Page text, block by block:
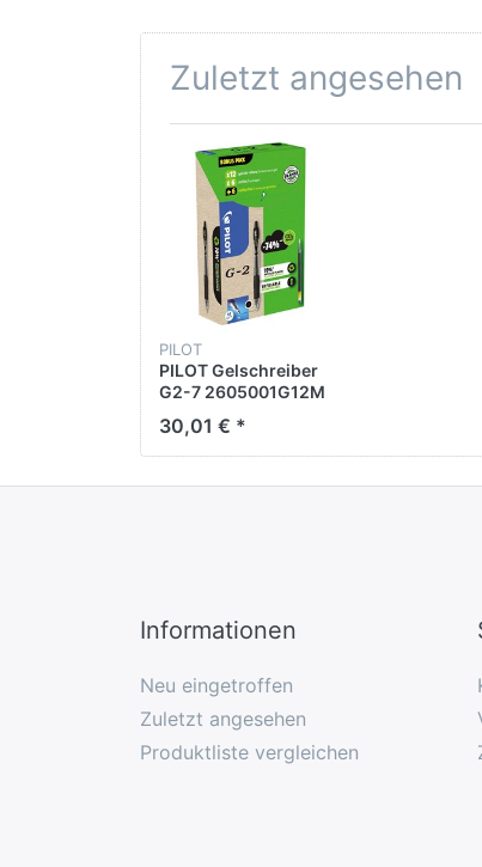
Zuletzt angesehen
PILOT
PILOT Gelschreiber
G2-7 2605001G12M
12+12Minen
30,01 € *
Informationen
Neu eingetroffen
Zuletzt angesehen
Produktliste vergleichen